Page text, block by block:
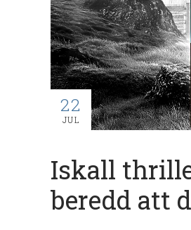
22
JUL
Iskall
beredd att